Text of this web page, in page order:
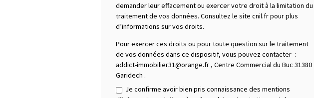
demander leur effacement ou exercer votre droit à la limitation du
traitement de vos données. Consultez le site cnil.fr pour plus
d’informations sur vos droits.
Pour exercer ces droits ou pour toute question sur le traitement
de vos données dans ce dispositif, vous pouvez contacter :
addict-immobilier31@orange.fr , Centre Commercial du Buc 31380
Garidech .
Je confirme avoir bien pris connaissance des mentions